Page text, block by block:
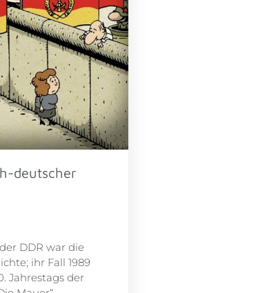
deutscher
DDR war die
ihr Fall 1989
Jahrestags der